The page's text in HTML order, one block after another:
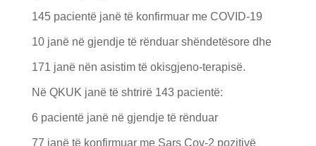
145 pacientë janë të konfirmuar me COVID-19
10 janë në gjendje të rënduar shëndetësore dhe
171 janë nën asistim të okisgjeno-terapisë.
Në QKUK janë të shtrirë 143 pacientë:
6 pacientë janë në gjendje të rënduar
77 janë të konfirmuar me Sars Cov-2 pozitivë